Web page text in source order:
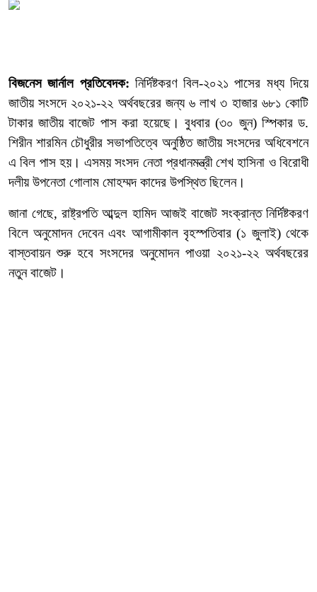
বিজনেস জার্নাল প্রতিবেদক: নির্দিষ্টকরণ বিল-২০২১ পাসের মধ্য দিয়ে
জাতীয় সংসদে ২০২১-২২ অর্থবছরের জন্য ৬ লাখ ৩ হাজার ৬৮১ কোটি
টাকার জাতীয় বাজেট পাস করা হয়েছে। বুধবার (৩০ জুন) স্পিকার ড.
শিরীন শারমিন চৌধুরীর সভাপতিত্বে অনুষ্ঠিত জাতীয় সংসদের অধিবেশনে
এ বিল পাস হয়। এসময় সংসদ নেতা প্রধানমন্ত্রী শেখ হাসিনা ও বিরোধী
দলীয় উপনেতা গোলাম মোহম্মদ কাদের উপস্থিত ছিলেন।
জানা গেছে, রাষ্ট্রপতি আব্দুল হামিদ আজই বাজেট সংক্রান্ত নির্দিষ্টকরণ
বিলে অনুমোদন দেবেন এবং আগামীকাল বৃহস্পতিবার (১ জুলাই) থেকে
বাস্তবায়ন শুরু হবে সংসদের অনুমোদন পাওয়া ২০২১-২২ অর্থবছরের
নতুন বাজেট।